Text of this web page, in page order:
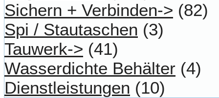
Sichern + Verbinden-> (82)
Spi / Stautaschen (3)
Tauwerk-> (41)
Wasserdichte Behälter (4)
Dienstleistungen (10)